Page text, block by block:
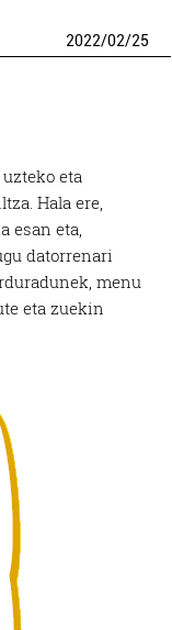
2022/02/25
eta
Hala ere,
esan eta,
datorrenari
menu
eta zuekin